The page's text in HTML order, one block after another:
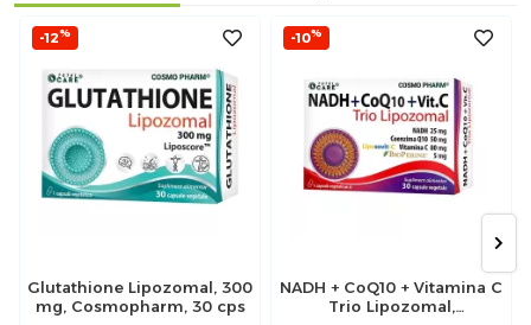
-12%
Glutathione Lipozomal, 300
mg, Cosmopharm, 30 cps
-10%
NADH + CoQ10 + Vitamina C
Trio Lipozomal,